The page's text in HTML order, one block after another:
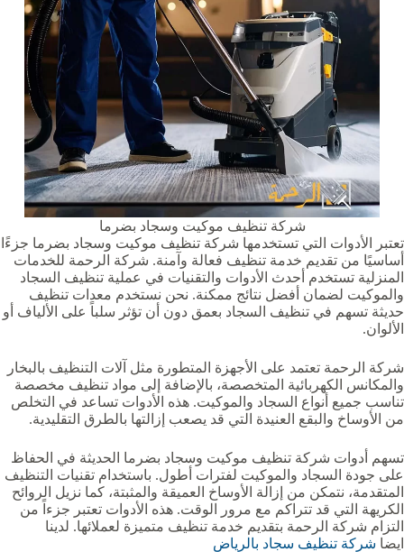
شركة تنظيف موكيت وسجاد بضرما‏‏‏
تعتبر الأدوات التي تستخدمها شركة تنظيف موكيت وسجاد بضرما‏‏‏ جزءًا
أساسيًا من تقديم خدمة تنظيف فعالة وآمنة. شركة الرحمة للخدمات
المنزلية تستخدم أحدث الأدوات والتقنيات في عملية تنظيف السجاد
والموكيت لضمان أفضل نتائج ممكنة. نحن نستخدم معدات تنظيف
حديثة تسهم في تنظيف السجاد بعمق دون أن تؤثر سلباً على الألياف أو
الألوان.
شركة الرحمة تعتمد على الأجهزة المتطورة مثل آلات التنظيف بالبخار
والمكانس الكهربائية المتخصصة، بالإضافة إلى مواد تنظيف مخصصة
تناسب جميع أنواع السجاد والموكيت. هذه الأدوات تساعد في التخلص
من الأوساخ والبقع العنيدة التي قد يصعب إزالتها بالطرق التقليدية.
تسهم أدوات شركة تنظيف موكيت وسجاد بضرما‏‏‏ الحديثة في الحفاظ
على جودة السجاد والموكيت لفترات أطول. باستخدام تقنيات التنظيف
المتقدمة، نتمكن من إزالة الأوساخ العميقة والمثبتة، كما نزيل الروائح
الكريهة التي قد تتراكم مع مرور الوقت. هذه الأدوات تعتبر جزءاً من
التزام شركة الرحمة بتقديم خدمة تنظيف متميزة لعملائها. لدينا
ايضا شركة تنظيف سجاد بالرياض